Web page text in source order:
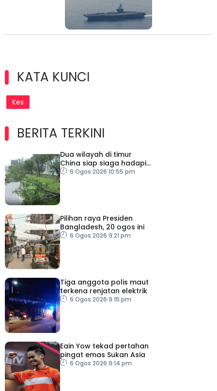
KATA KUNCI
Kes
BERITA TERKINI
Dua wilayah di timur
China siap siaga hadapi
taufan dolphin
6 Ogos 2026 10:55 pm
Pilihan raya Presiden
Bangladesh, 20 ogos ini
6 Ogos 2026 9:21 pm
Tiga anggota polis maut
terkena renjatan elektrik
6 Ogos 2026 9:15 pm
Eain Yow tekad pertahan
pingat emas Sukan Asia
6 Ogos 2026 9:14 pm